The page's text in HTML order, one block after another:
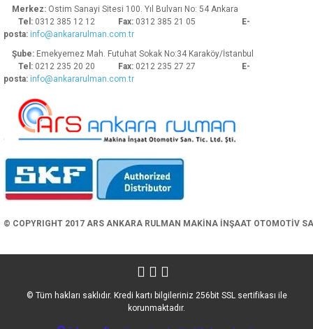
Merkez: Ostim Sanayi Sitesi 100. Yıl Bulvarı No: 54 Ankara
Tel: 0312 385 12 12 Fax: 0312 385 21 05
E-
posta: info@ankararulman.com.tr
Şube: Emekyemez Mah. Futuhat Sokak No:34 Karaköy/İstanbul
Tel: 0212 235 20 20 Fax: 0212 235 27 27
E-
posta: info@ankararulman.com.tr
© COPYRIGHT 2017 ARS ANKARA RULMAN MAKİNA İNŞAAT OTOMOTİV
© Tüm hakları saklıdır. Kredi kartı bilgileriniz 256bit SSL sertifikası ile
korunmaktadır.